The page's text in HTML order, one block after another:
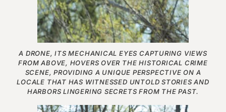
A DRONE, ITS MECHANICAL EYES CAPTURING VIEWS
FROM ABOVE, HOVERS OVER THE HISTORICAL CRIME
SCENE, PROVIDING A UNIQUE PERSPECTIVE ON A
LOCALE THAT HAS WITNESSED UNTOLD STORIES AND
HARBORS LINGERING SECRETS FROM THE PAST.